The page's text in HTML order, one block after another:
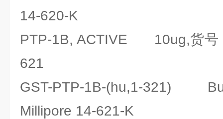
14-620-K
PTP-1B, ACTIVE 10ug,货号
621
GST-PTP-1B-(hu,1-321)
Millipore 14-621-K